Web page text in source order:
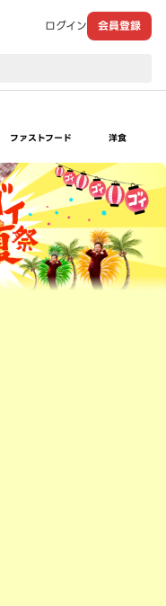
ログイン 会員登録
ファストフード 洋食